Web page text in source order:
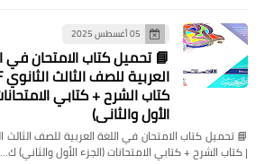
05 أغسطس 2025
📘 تحميل كتاب الامتحان في
كتاب الشرح + كتابي
الأول والثاني)
| كتاب الشرح + كتابي الامتحانات (الجزء الأول والثاني) ك…